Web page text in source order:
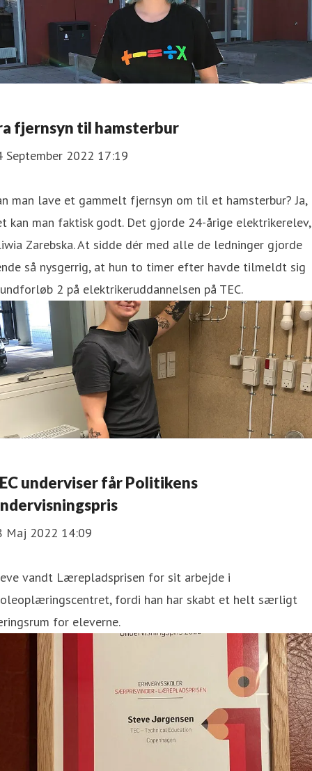
fjernsyn til hamsterbur
September 2022 17:19
man lave et gammelt fjernsyn om til et hamsterbur? Ja,
kan man faktisk godt. Det gjorde 24-årige elektrikerelev,
Zarebska. At sidde dér med alle de ledninger gjorde
så nysgerrig, at hun to timer efter havde tilmeldt sig
2 på elektrikeruddannelsen på TEC.
underviser får Politikens
Maj 2022 14:09
vandt Lærepladsprisen for sit arbejde i
fordi han har skabt et helt særligt
for eleverne.